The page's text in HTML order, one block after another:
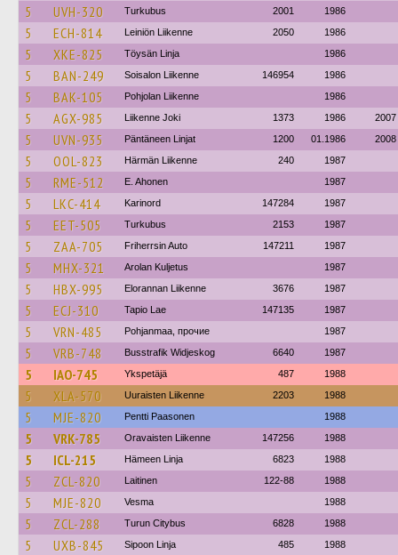
5 UVH-320 Turkubus 2001 1986
5 ECH-814 Leiniön Liikenne 2050 1986
5 XKE-825 Töysän Linja 1986
5 BAN-249 Soisalon Liikenne 146954 1986
5 BAK-105 Pohjolan Liikenne 1986
5 AGX-985 Liikenne Joki 1373 1986 2007
5 UVN-935 Päntäneen Linjat 1200 01.1986 2008
5 OOL-823 Härmän Liikenne 240 1987
5 RME-512 E. Ahonen 1987
5 LKC-414 Karinord 147284 1987
5 EET-505 Turkubus 2153 1987
5 ZAA-705 Friherrsin Auto 147211 1987
5 MHX-321 Arolan Kuljetus 1987
5 HBX-995 Elorannan Liikenne 3676 1987
5 ECJ-310 Tapio Lae 147135 1987
5 VRN-485 Pohjanmaa, прочие 1987
5 VRB-748 Busstrafik Widjeskog 6640 1987
5 IAO-745 Ykspetäjä 487 1988
5 XLA-570 Uuraisten Liikenne 2203 1988
5 MJE-820 Pentti Paasonen 1988
5 VRK-785 Oravaisten Liikenne 147256 1988
5 ICL-215 Hämeen Linja 6823 1988
5 ZCL-820 Laitinen 122-88 1988
5 MJE-820 Vesma 1988
5 ZCL-288 Turun Citybus 6828 1988
5 UXB-845 Sipoon Linja 485 1988